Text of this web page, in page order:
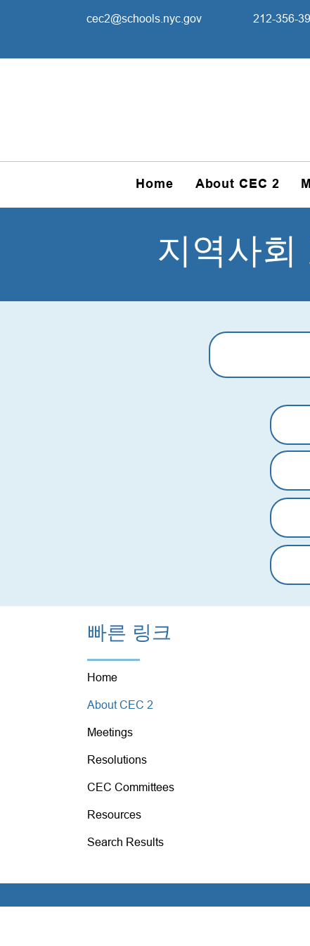
cec2@schools.nyc.gov 212-356-
Home About CEC 2
지역사회
빠른 링크
Home
About CEC 2
Meetings
Resolutions
CEC Committees
Resources
Search Results